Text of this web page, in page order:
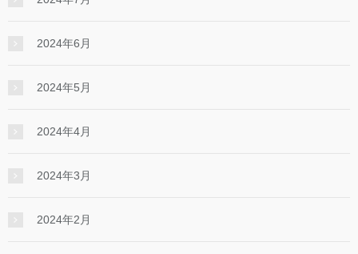
2024年6月
2024年5月
2024年4月
2024年3月
2024年2月